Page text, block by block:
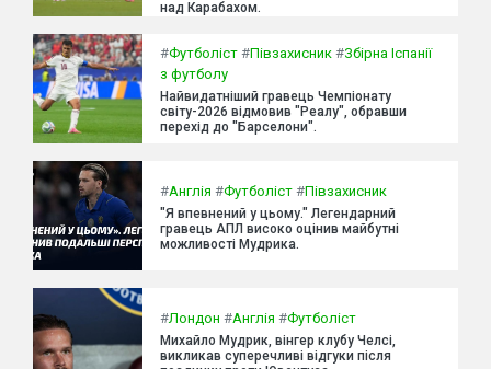
над Карабахом.
#Футболіст #Півзахисник #Збірна Іспанії
з футболу
Найвидатніший гравець Чемпіонату
світу-2026 відмовив "Реалу", обравши
перехід до "Барселони".
#Англія #Футболіст #Півзахисник
"Я впевнений у цьому." Легендарний
гравець АПЛ високо оцінив майбутні
можливості Мудрика.
#Лондон #Англія #Футболіст
Михайло Мудрик, вінгер клубу Челсі,
викликав суперечливі відгуки після